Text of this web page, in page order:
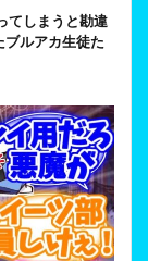
てしまうと勘違
ブルアカ生徒た